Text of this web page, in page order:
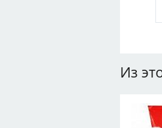
Из